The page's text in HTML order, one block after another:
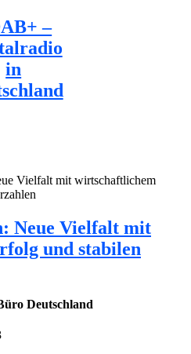
Vielfalt mit wirtschaftlichem
Neue Vielfalt mit
und stabilen
Deutschland